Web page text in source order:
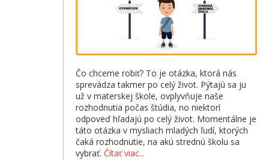
Čo chceme robiť? To je otázka, ktorá nás
sprevádza takmer po celý život. Pýtajú sa ju
už v materskej škole, ovplyvňuje naše
rozhodnutia počas štúdia, no niektorí
odpoveď hľadajú po celý život. Momentálne je
táto otázka v mysliach mladých ľudí, ktorých
čaká rozhodnutie, na akú strednú školu sa
vybrať. Čítať viac...